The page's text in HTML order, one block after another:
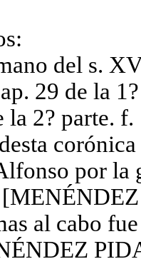
del s.
29 de la
la 2? parte.
por la
al cabo